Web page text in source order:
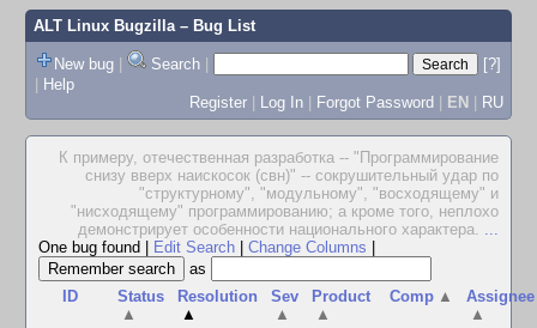
ALT Linux Bugzilla– Bug List
New bug | Search |
[?]
| Help
Register | Log In | Forgot Password | EN | RU
К примеру, отечественная разработка -- "Программирование
снизу вверх наискосок (свн)" -- сокрушительный удар по
"структурному", "модульному", "восходящему" и
"нисходящему" программированию; а кроме того, неплохо
демонстрирует особенности национального характера. ...
One bug found
Edit Search Change Columns
as
ID
Status
▲
Resolution
▲
Sev
▲
Product
▲
Comp ▲
Assignee
▲